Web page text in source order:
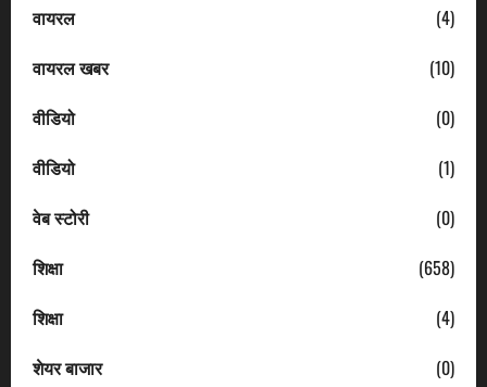
वायरल
(4)
वायरल खबर
(10)
वीडियो
(0)
वीडियो
(1)
वेब स्टोरी
(0)
शिक्षा
(658)
शिक्षा
(4)
शेयर बाजार
(0)